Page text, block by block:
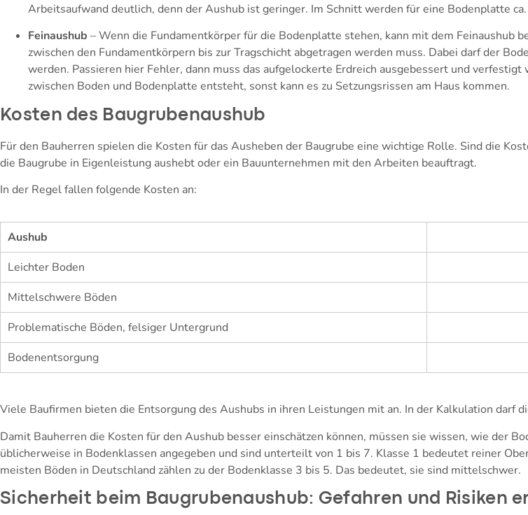
Arbeitsaufwand deutlich, denn der Aushub ist geringer. Im Schnitt werden für eine Bodenplatte
Feinaushub – Wenn die Fundamentkörper für die Bodenplatte stehen, kann mit dem Feinaushub
zwischen den Fundamentkörpern bis zur Tragschicht abgetragen werden muss. Dabei darf der
werden. Passieren hier Fehler, dann muss das aufgelockerte Erdreich ausgebessert und
zwischen Boden und Bodenplatte entsteht, sonst kann es zu Setzungsrissen am Haus kommen.
Kosten des Baugrubenaushub
Für den Bauherren spielen die Kosten für das Ausheben der Baugrube eine wichtige Rolle. Sind die
die Baugrube in Eigenleistung aushebt oder ein Bauunternehmen mit den Arbeiten beauftragt.
In der Regel fallen folgende Kosten an:
Aushub
Leichter Boden
Mittelschwere Böden
Problematische Böden, felsiger Untergrund
Bodenentsorgung
Viele Baufirmen bieten die Entsorgung des Aushubs in ihren Leistungen mit an. In der Kalkulation darf
Damit Bauherren die Kosten für den Aushub besser einschätzen können, müssen sie wissen, wie der
üblicherweise in Bodenklassen angegeben und sind unterteilt von 1 bis 7. Klasse 1 bedeutet reiner
meisten Böden in Deutschland zählen zu der Bodenklasse 3 bis 5. Das bedeutet, sie sind mittelschwer.
Sicherheit beim Baugrubenaushub: Gefahren und Risiken